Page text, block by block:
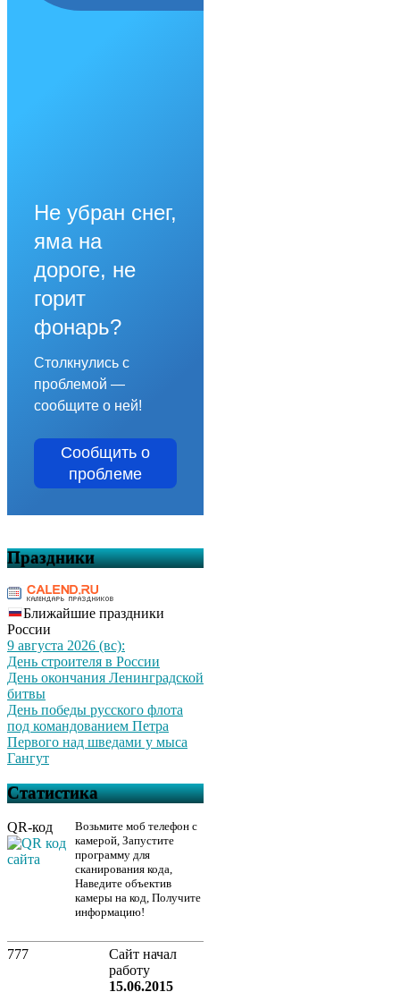
Не убран снег,
яма на
дороге, не
горит
фонарь?
Столкнулись с
проблемой —
сообщите о ней!
Сообщить о
проблеме
Праздники
Ближайшие праздники
России
9 августа 2026 (вс):
День строителя в России
День окончания Ленинградской
битвы
День победы русского флота
под командованием Петра
Первого над шведами у мыса
Гангут
Статистика
QR-код
Возьмите моб телефон с
камерой, Запустите
программу для
сканирования кода,
Наведите объектив
камеры на код, Получите
информацию!
777
Сайт начал
работу
15.06.2015